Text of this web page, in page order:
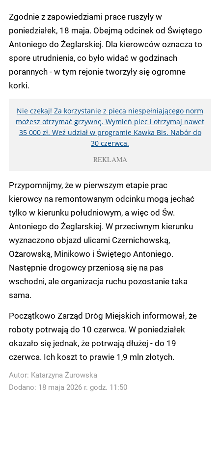
Zgodnie z zapowiedziami prace ruszyły w
poniedziałek, 18 maja. Obejmą odcinek od Świętego
Antoniego do Żeglarskiej. Dla kierowców oznacza to
spore utrudnienia, co było widać w godzinach
porannych - w tym rejonie tworzyły się ogromne
korki.
Nie czekaj! Za korzystanie z pieca niespełniającego norm
możesz otrzymać grzywnę. Wymień piec i otrzymaj nawet
35 000 zł. Weź udział w programie Kawka Bis. Nabór do
30 czerwca.
REKLAMA
Przypomnijmy, że w pierwszym etapie prac
kierowcy na remontowanym odcinku mogą jechać
tylko w kierunku południowym, a więc od Św.
Antoniego do Żeglarskiej. W przeciwnym kierunku
wyznaczono objazd ulicami Czernichowską,
Ożarowską, Minikowo i Świętego Antoniego.
Następnie drogowcy przeniosą się na pas
wschodni, ale organizacja ruchu pozostanie taka
sama.
Początkowo Zarząd Dróg Miejskich informował, że
roboty potrwają do 10 czerwca. W poniedziałek
okazało się jednak, że potrwają dłużej - do 19
czerwca. Ich koszt to prawie 1,9 mln złotych.
Autor: Katarzyna Żurowska
Dodano: 18 maja 2026 r. godz. 11:50